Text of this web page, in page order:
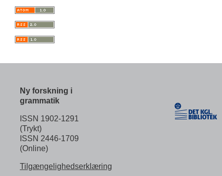
Ny forskning i
grammatik
ISSN 1902-1291
(Trykt)
ISSN 2446-1709
(Online)
Tilgængelighedserklæring